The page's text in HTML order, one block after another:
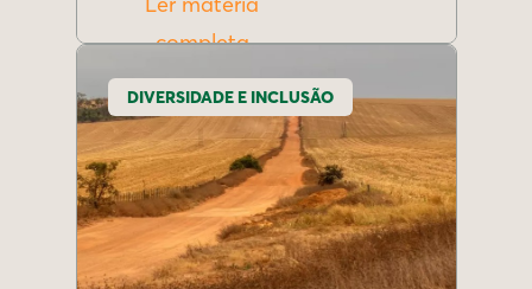
completa
DIVERSIDADE E INCLUSÃO